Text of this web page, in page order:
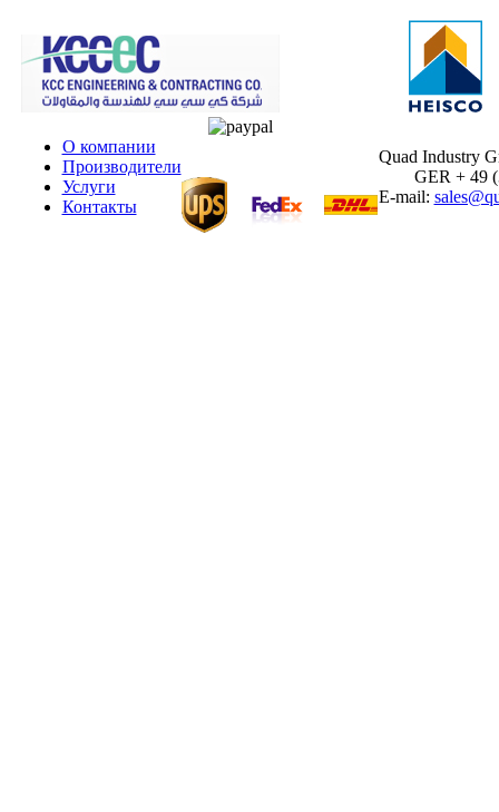
О компании
Производители
Услуги
Контакты
Quad Industry
GER + 49
E-mail: